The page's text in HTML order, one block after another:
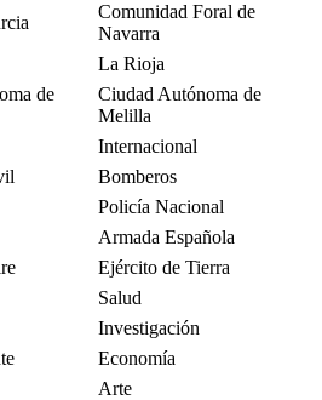
Comunidad Foral de
Navarra
La Rioja
de
Ciudad Autónoma de
Melilla
Internacional
Bomberos
Policía Nacional
Armada Española
Ejército de Tierra
Salud
Investigación
Economía
Arte